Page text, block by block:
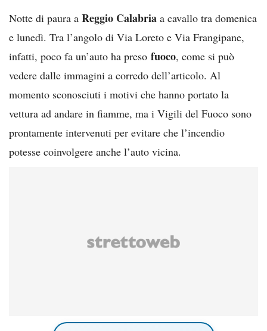
Notte di paura a Reggio Calabria a cavallo tra domenica
e lunedì. Tra l’angolo di Via Loreto e Via Frangipane,
infatti, poco fa un’auto ha preso fuoco, come si può
vedere dalle immagini a corredo dell’articolo. Al
momento sconosciuti i motivi che hanno portato la
vettura ad andare in fiamme, ma i Vigili del Fuoco sono
prontamente intervenuti per evitare che l’incendio
potesse coinvolgere anche l’auto vicina.